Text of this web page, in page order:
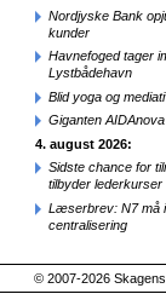
Nordjyske Bank
kunder
Havnefoged tager
Lystbådehavn
Blid yoga og
Giganten
4. august 2026:
Sidste chance for
tilbyder
Læserbrev: N7 må
centralisering
© 2007-2026